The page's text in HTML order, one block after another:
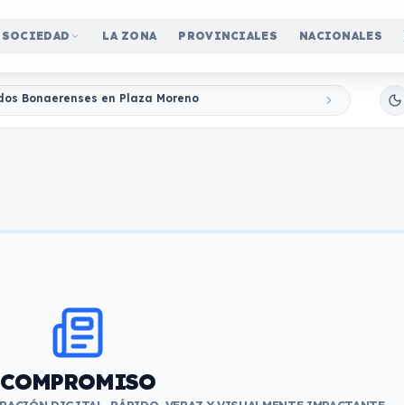
SOCIEDAD LA ZONA PROVINCIALES NACIONALES
Bonaerenses en Plaza Moreno
COMPROMISO